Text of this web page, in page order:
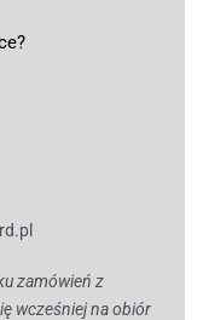
zamówień z
wcześniej na obiór